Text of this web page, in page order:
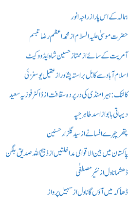
ہمالہ کے اس پار از راجہ انور
حضرت موسیٰ علیہ السلام از محمد اعظم رضا تبسم
آمریت کے سائے از ممتاز حسین شاہ ایڈووکیٹ
اسلام آباد سے کابل براستہ پشاور از عقیل یوسفزئی
کالنک: ہیرا منڈی کی در پردہ سقافت از ڈاکٹر فوزیہ سعید
دیہاتی بابو از اسد طاہر جپہ
پتھر چہرے افسانے از سید گلزار حسنین
پاکستان میں بین الاقوامی مداخلتیں از ذبیح اللہ صدیق بلگن
ڈھشما ناول از نئیر مصطفٰی
ڈھاکہ میں آؤں گا ناول از سہیل پرواز